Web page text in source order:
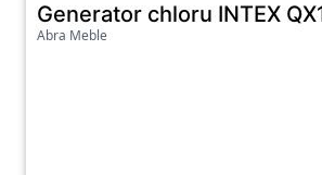
Generator chloru INTEX
Abra Meble